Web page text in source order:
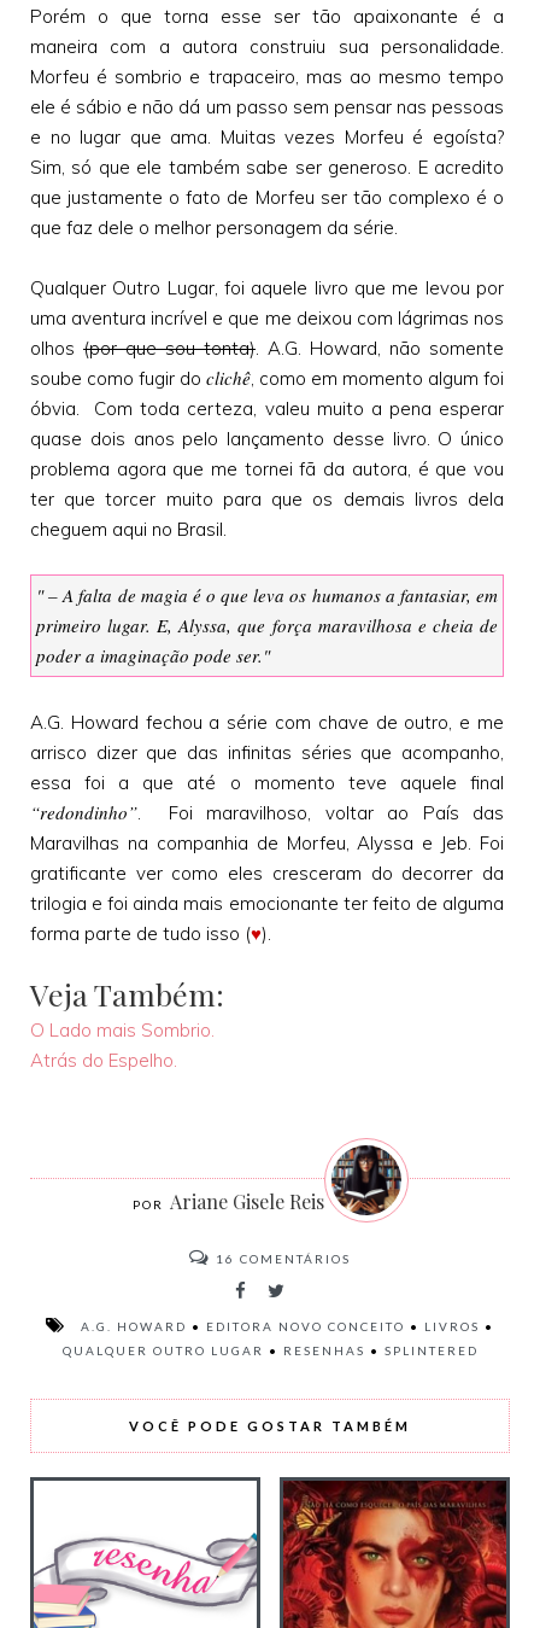
Porém o que torna esse ser tão apaixonante é a
maneira com a autora construiu sua personalidade.
Morfeu é sombrio e trapaceiro, mas ao mesmo tempo
ele é sábio e não dá um passo sem pensar nas pessoas
e no lugar que ama. Muitas vezes Morfeu é egoísta?
Sim, só que ele também sabe ser generoso. E acredito
que justamente o fato de Morfeu ser tão complexo é o
que faz dele o melhor personagem da série.
Qualquer Outro Lugar, foi aquele livro que me levou por
uma aventura incrível e que me deixou com lágrimas nos
olhos (por que sou tonta). A.G. Howard, não somente
soube como fugir do clichê, como em momento algum foi
óbvia. Com toda certeza, valeu muito a pena esperar
quase dois anos pelo lançamento desse livro. O único
problema agora que me tornei fã da autora, é que vou
ter que torcer muito para que os demais livros dela
cheguem aqui no Brasil.
" – A falta de magia é o que leva os humanos a fantasiar, em
primeiro lugar. E, Alyssa, que força maravilhosa e cheia de
poder a imaginação pode ser."
A.G. Howard fechou a série com chave de outro, e me
arrisco dizer que das infinitas séries que acompanho,
essa foi a que até o momento teve aquele final
“redondinho”. Foi maravilhoso, voltar ao País das
Maravilhas na companhia de Morfeu, Alyssa e Jeb. Foi
gratificante ver como eles cresceram do decorrer da
trilogia e foi ainda mais emocionante ter feito de alguma
forma parte de tudo isso (♥).
Veja Também:
O Lado mais Sombrio.
Atrás do Espelho.
Ariane Gisele Reis
16 COMENTÁRIOS
A.G. HOWARD • EDITORA NOVO CONCEITO • LIVROS •
QUALQUER OUTRO LUGAR
• RESENHAS • SPLINTERED
VOCÊ PODE GOSTAR TAMBÉM